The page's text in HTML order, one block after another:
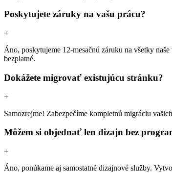
Poskytujete záruky na vašu prácu?
+
Áno, poskytujeme 12-mesačnú záruku na všetky
bezplatné.
Dokážete migrovať existujúcu stránku?
+
Samozrejme! Zabezpečíme kompletnú migráciu
Môžem si objednať len dizajn bez
+
Áno, ponúkame aj samostatné dizajnové služby.